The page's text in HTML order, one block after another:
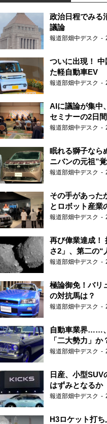
政治日程でみる
議論
報道部畑中デスク
ついに出現！
た軽自動車EV
報道部畑中デスク
AIに議論が集中
セミナーの2日間
報道部畑中デスク
眠れる獅子なら
ニバンの元祖”
報道部畑中デスク
その手があった
とロボット産業
報道部畑中デスク
再び偉業達成！
さ2」、第二の“
す
報道部畑中デスク
極論御免！バリ
の対抗馬は？
報道部畑中デスク
自動車業界……
「二大勢力」か
か？
報道部畑中デスク
日産、小型
はずみとなるか
報道部畑中デスク
H3ロケット打